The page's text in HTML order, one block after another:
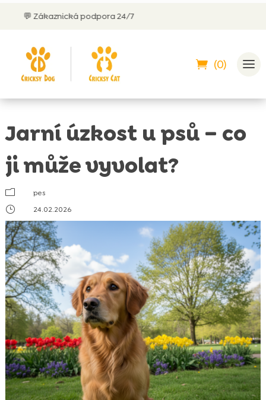
podpora 24/7
(0)
Jarní úzkost u psů – co
ji může vyvolat?
m
pes
}
24.02.2026